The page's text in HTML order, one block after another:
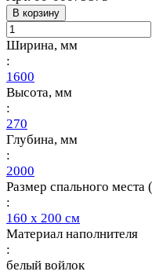
В корзину
Ширина, мм
:
1600
Высота, мм
:
270
Глубина, мм
:
2000
Размер спального
:
160 х 200 см
Материал наполнителя
:
белый войлок